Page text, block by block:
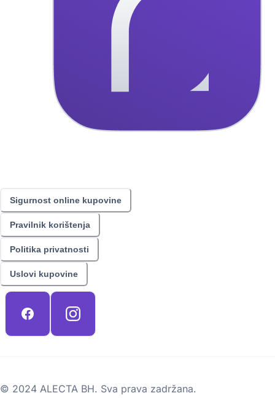
Sigurnost online kupovine
Pravilnik korištenja
Politika privatnosti
Uslovi kupovine
© 2024 ALECTA BH. Sva prava zadržana.